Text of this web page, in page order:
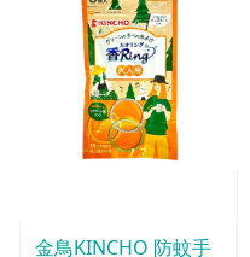
金鳥KINCHO 防蚊手